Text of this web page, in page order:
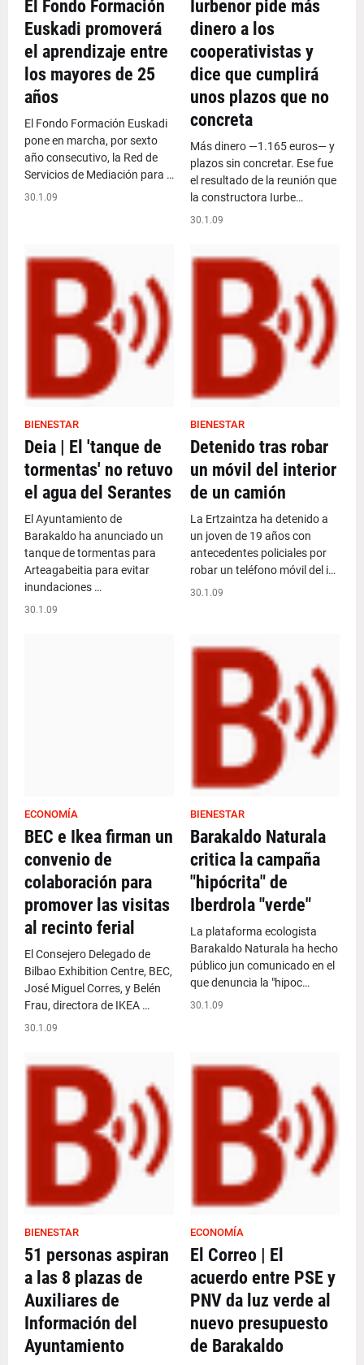
El Fondo Formación
Euskadi promoverá
el aprendizaje entre
los mayores de 25
años
El Fondo Formación Euskadi
pone en marcha, por sexto
año consecutivo, la Red de
Servicios de Mediación para …
30.1.09
Iurbenor pide más
dinero a los
cooperativistas y
dice que cumplirá
unos plazos que no
concreta
Más dinero —1.165 euros— y
plazos sin concretar. Ese fue
el resultado de la reunión que
la constructora Iurbe…
30.1.09
BIENESTAR
Deia | El 'tanque de
tormentas' no retuvo
el agua del Serantes
El Ayuntamiento de
Barakaldo ha anunciado un
tanque de tormentas para
Arteagabeitia para evitar
inundaciones …
30.1.09
BIENESTAR
Detenido tras robar
un móvil del interior
de un camión
La Ertzaintza ha detenido a
un joven de 19 años con
antecedentes policiales por
robar un teléfono móvil del i…
30.1.09
ECONOMÍA
BEC e Ikea firman un
convenio de
colaboración para
promover las visitas
al recinto ferial
El Consejero Delegado de
Bilbao Exhibition Centre, BEC,
José Miguel Corres, y Belén
Frau, directora de IKEA …
30.1.09
BIENESTAR
Barakaldo Naturala
critica la campaña
"hipócrita" de
Iberdrola "verde"
La plataforma ecologista
Barakaldo Naturala ha hecho
público jun comunicado en el
que denuncia la "hipoc…
30.1.09
BIENESTAR
51 personas aspiran
a las 8 plazas de
Auxiliares de
Información del
Ayuntamiento
ECONOMÍA
El Correo | El
acuerdo entre PSE y
PNV da luz verde al
nuevo presupuesto
de Barakaldo